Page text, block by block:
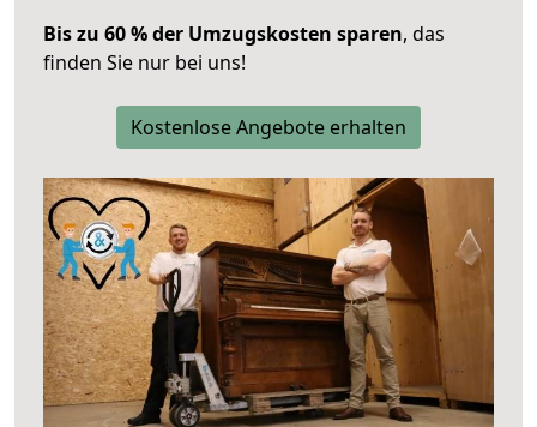
Bis zu 60 % der Umzugskosten sparen, das
finden Sie nur bei uns!
Kostenlose Angebote erhalten